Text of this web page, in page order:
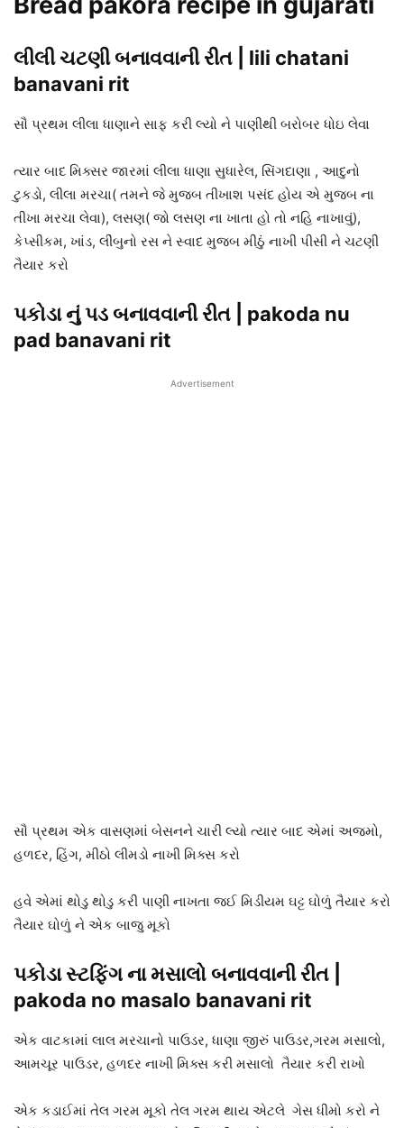
લીલી ચટણી બનાવવાની રીત | lili chatani
banavani rit
સૌ પ્રથમ લીલા ધાણાને સાફ કરી લ્યો ને પાણીથી બરોબર ધોઇ લેવા
ત્યાર બાદ મિક્સર જારમાં લીલા ધાણા સુધારેલ, સિંગદાણા , આદુનો
ટુકડો, લીલા મરચા( તમને જે મુજબ તીખાશ પસંદ હોય એ મુજબ ના
તીખા મરચા લેવા), લસણ( જો લસણ ના ખાતા હો તો નહિ નાખાવું),
કેપ્સીકમ, ખાંડ, લીંબુનો રસ ને સ્વાદ મુજબ મીઠું નાખી પીસી ને ચટણી
તૈયાર કરો
પકોડા નું પડ બનાવવાની રીત | pakoda nu
pad banavani rit
Advertisement
સૌ પ્રથમ એક વાસણમાં બેસનને ચારી લ્યો ત્યાર બાદ એમાં અજમો,
હળદર, હિંગ, મીઠો લીમડો નાખી મિક્સ કરો
હવે એમાં થોડુ થોડુ કરી પાણી નાખતા જઈ મિડીયમ ઘટ્ટ ઘોળું તૈયાર કરો
તૈયાર ઘોળું ને એક બાજુ મૂકો
પકોડા સ્ટફિંગ ના મસાલો બનાવવાની રીત |
pakoda no masalo banavani rit
એક વાટકામાં લાલ મરચાનો પાઉડર, ધાણા જીરું પાઉડર,ગરમ મસાલો,
આમચૂર પાઉડર, હળદર નાખી મિક્સ કરી મસાલો તૈયાર કરી રાખો
એક કડાઈમાં તેલ ગરમ મૂકો તેલ ગરમ થાય એટલે ગેસ ધીમો કરો ને